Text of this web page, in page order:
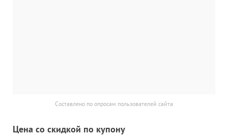
Составлено по опросам пользователей сайта
Цена со скидкой по купону